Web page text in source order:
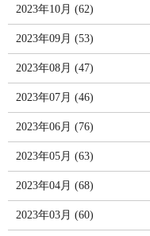
2023年10月 (62)
2023年09月 (53)
2023年08月 (47)
2023年07月 (46)
2023年06月 (76)
2023年05月 (63)
2023年04月 (68)
2023年03月 (60)